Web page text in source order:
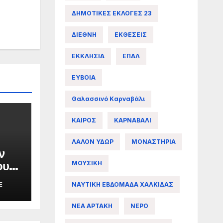
ΔΗΜΟΤΙΚΕΣ ΕΚΛΟΓΕΣ 23
ΔΙΕΘΝΗ ΕΚΘΕΣΕΙΣ
ΕΚΚΛΗΣΙΑ ΕΠΑΛ
ΕΥΒΟΙΑ
Θαλασσινό Καρναβάλι
ΚΑΙΡΟΣ ΚΑΡΝΑΒΑΛΙ
ΛΑΛΟΝ ΥΔΩΡ ΜΟΝΑΣΤΗΡΙΑ
ΜΟΥΣΙΚΗ
ΝΑΥΤΙΚΗ ΕΒΔΟΜΑΔΑ ΧΑΛΚΙΔΑΣ
ΝΕΑ ΑΡΤΑΚΗ ΝΕΡΟ